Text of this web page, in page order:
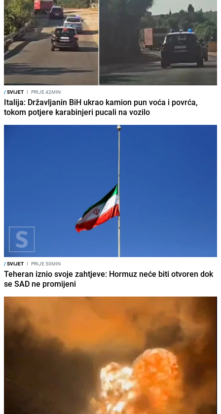
/SVIJET I PRIJE 42MIN
Italija: Državljanin BiH ukrao kamion pun voća i povrća,
tokom potjere karabinjeri pucali na vozilo
/SVIJET I PRIJE 50MIN
Teheran iznio svoje zahtjeve: Hormuz neće biti otvoren dok
se SAD ne promijeni